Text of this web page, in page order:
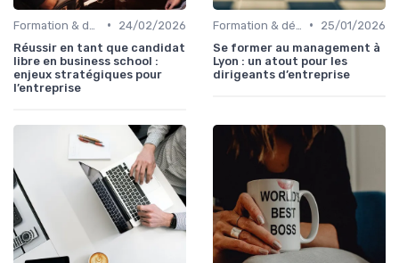
•
24/02/2026
Réussir en tant que candidat
libre en business school :
enjeux stratégiques pour
l’entreprise
•
25/01/2026
Se former au management à
Lyon : un atout pour les
dirigeants d’entreprise